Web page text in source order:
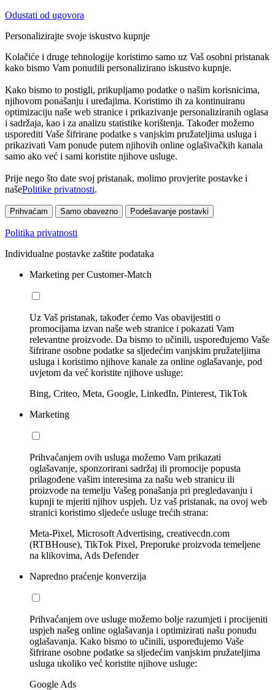
Odustati od ugovora
Personalizirajte svoje iskustvo kupnje
Kolačiće i druge tehnologije koristimo samo uz Vaš osobni pristanak
kako bismo Vam ponudili personalizirano iskustvo kupnje.
Kako bismo to postigli, prikupljamo podatke o našim korisnicima,
njihovom ponašanju i uređajima. Koristimo ih za kontinuiranu
optimizaciju naše web stranice i prikazivanje personaliziranih oglasa
i sadržaja, kao i za analizu statistike korištenja. Također možemo
usporediti Vaše šifrirane podatke s vanjskim pružateljima usluga i
prikazivati Vam ponude putem njihovih online oglašivačkih kanala
samo ako već i sami koristite njihove usluge.
Prije nego što date svoj pristanak, molimo provjerite postavke i
našePolitike privatnosti.
Prihvaćam Samo obavezno Podešavanje postavki
Politika privatnosti
Individualne postavke zaštite podataka
Marketing per Customer-Match
Uz Vaš pristanak, također ćemo Vas obavijestiti o
promocijama izvan naše web stranice i pokazati Vam
relevantne proizvode. Da bismo to učinili, uspoređujemo Vaše
šifrirane osobne podatke sa sljedećim vanjskim pružateljima
usluga i koristimo njihove kanale za online oglašavanje, pod
uvjetom da već koristite njihove usluge:
Bing, Criteo, Meta, Google, LinkedIn, Pinterest, TikTok
Marketing
Prihvaćanjem ovih usluga možemo Vam prikazati
oglašavanje, sponzorirani sadržaj ili promocije popusta
prilagođene vašim interesima za našu web stranicu ili
proizvode na temelju Vašeg ponašanja pri pregledavanju i
kupnji te mjeriti njihov uspjeh. Uz vaš pristanak, na ovoj web
stranici koristimo sljedeće usluge trećih strana:
Meta-Pixel, Microsoft Advertising, creativecdn.com
(RTBHouse), TikTok Pixel, Preporuke proizvoda temeljene
na klikovima, Ads Defender
Napredno praćenje konverzija
Prihvaćanjem ove usluge možemo bolje razumjeti i procijeniti
uspjeh našeg online oglašavanja i optimizirati našu ponudu
oglašavanja. Kako bismo to učinili, uspoređujemo Vaše
šifrirane osobne podatke sa sljedećim vanjskim pružateljima
usluga ukoliko već koristite njihove usluge:
Google Ads